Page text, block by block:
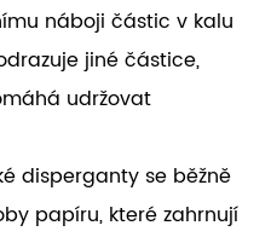
náboji částic v kalu
jiné částice,
udržovat
disperganty se běžně
papíru, které zahrnují